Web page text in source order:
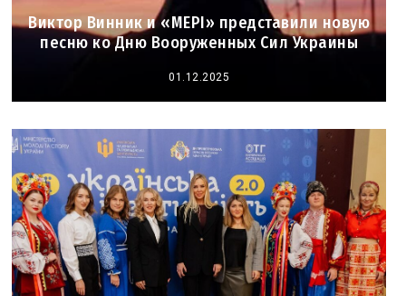
Виктор Винник и «МЕРІ» представили новую
песню ко Дню Вооруженных Сил Украины
01.12.2025